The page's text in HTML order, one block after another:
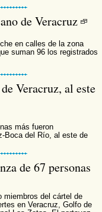
de Veracruz
en calles de la zona
suman 96 los registrados
Veracruz, al este
más fueron
Boca del Río, al este de
de 67 personas
miembros del cártel de
en Veracruz, Golfo de